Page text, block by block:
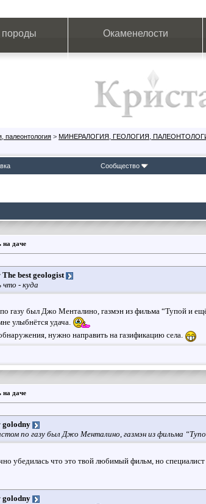
породы Окаменелости
палеонтология > МИНЕРАЛОГИЯ, ГЕОЛОГИЯ,
Сообщество
на даче
The best geologist
что - куда
газу был Джо Менталино, газмэн из фильма “Тупой и
улыбнётся удача.
нужно направить на газификацию села.
на даче
golodny
по газу был Джо Менталино, газмэн из фильма
убедилась что это твой любимый фильм, но специалист
golodny